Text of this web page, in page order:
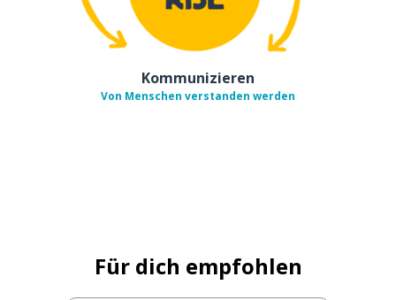
Kommunizieren
Von Menschen verstanden werden
Für dich empfohlen